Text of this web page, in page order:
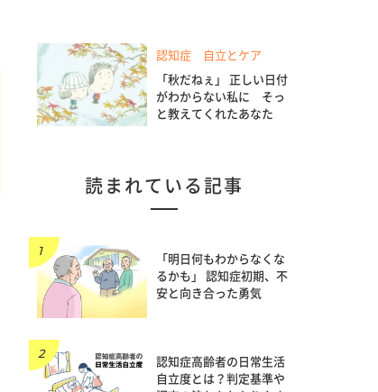
認知症 自立とケア
「秋だねぇ」 正しい日付
がわからない私に そっ
と教えてくれたあなた
読まれている記事
「明日何もわからなくな
るかも」 認知症初期、不
安と向き合った勇気
認知症高齢者の日常生活
自立度とは？判定基準や